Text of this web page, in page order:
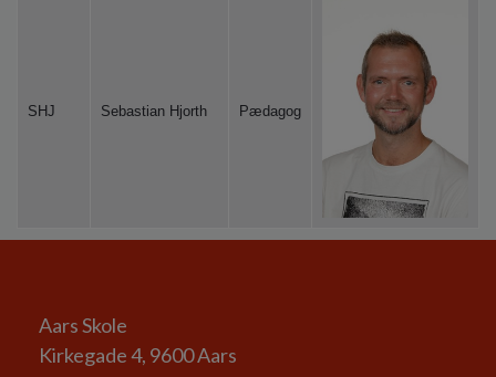
SHJ Sebastian Hjorth Pædagog
Aars Skole
Kirkegade 4, 9600 Aars